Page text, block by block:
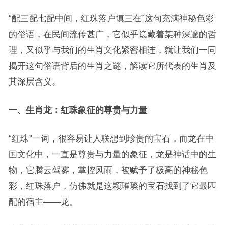
“配三配七配中间，红珠落户慎三在”这句充满神秘色彩
的俗语，在民间流传甚广，它似乎隐藏着某种深邃的哲
理，又似乎与我们的生肖文化紧密相连，就让我们一同
揭开这句俗语背后的生肖之谜，解读它所代表的生肖及
其深层含义。
一、生肖龙：红珠象征的尊贵与力量
“红珠”一词，很容易让人联想到珍贵的宝石，而龙在中
国文化中，一直是尊贵与力量的象征，龙是神话中的生
物，它腾云驾雾，掌控风雨，被赋予了极高的神秘色
彩，红珠落户，仿佛就是这颗璀璨的宝石找到了它最匹
配的宿主——龙。